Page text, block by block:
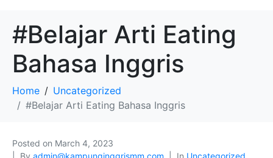
#Belajar Arti Eating
Bahasa Inggris
Home
Uncategorized
#Belajar Arti Eating Bahasa Inggris
Posted on March 4, 2023
By admin@kampunginggrismm.com In Uncategorized